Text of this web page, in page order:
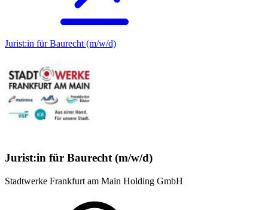
Jurist:in für Baurecht (m/w/d)
Jurist:in für Baurecht (m/w/d)
Stadtwerke Frankfurt am Main Holding GmbH